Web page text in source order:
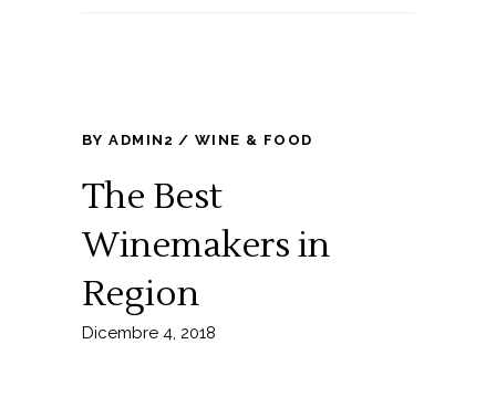
BYADMIN2 WINE & FOOD
The Best
Winemakers in
Region
Dicembre 4, 2018